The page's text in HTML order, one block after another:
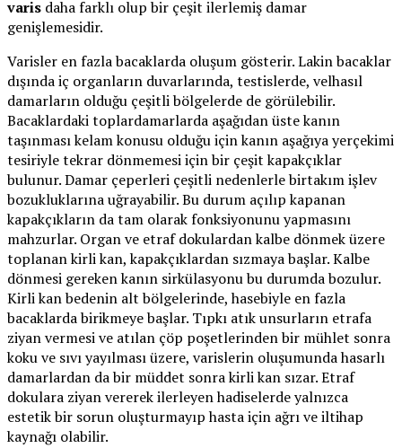
varis daha farklı olup bir çeşit ilerlemiş damar
genişlemesidir.
Varisler en fazla bacaklarda oluşum gösterir. Lakin bacaklar
dışında iç organların duvarlarında, testislerde, velhasıl
damarların olduğu çeşitli bölgelerde de görülebilir.
Bacaklardaki toplardamarlarda aşağıdan üste kanın
taşınması kelam konusu olduğu için kanın aşağıya yerçekimi
tesiriyle tekrar dönmemesi için bir çeşit kapakçıklar
bulunur. Damar çeperleri çeşitli nedenlerle birtakım işlev
bozukluklarına uğrayabilir. Bu durum açılıp kapanan
kapakçıkların da tam olarak fonksiyonunu yapmasını
mahzurlar. Organ ve etraf dokulardan kalbe dönmek üzere
toplanan kirli kan, kapakçıklardan sızmaya başlar. Kalbe
dönmesi gereken kanın sirkülasyonu bu durumda bozulur.
Kirli kan bedenin alt bölgelerinde, hasebiyle en fazla
bacaklarda birikmeye başlar. Tıpkı atık unsurların etrafa
ziyan vermesi ve atılan çöp poşetlerinden bir mühlet sonra
koku ve sıvı yayılması üzere, varislerin oluşumunda hasarlı
damarlardan da bir müddet sonra kirli kan sızar. Etraf
dokulara ziyan vererek ilerleyen hadiselerde yalnızca
estetik bir sorun oluşturmayıp hasta için ağrı ve iltihap
kaynağı olabilir.